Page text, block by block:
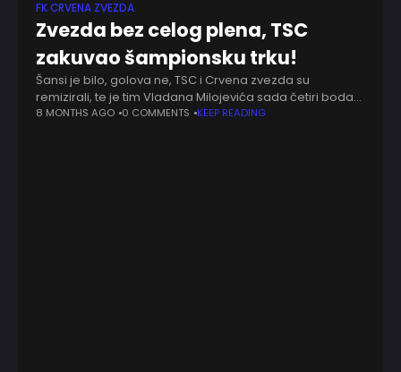
FK CRVENA ZVEZDA
Zvezda bez celog plena, TSC
zakuvao šampionsku trku!
Šansi je bilo, golova ne, TSC i Crvena zvezda su
remizirali, te je tim Vladana Milojevića sada četiri boda
daleko od vrha - 0:0. Samo jedna situacija vredna
8 MONTHS AGO 0 COMMENTS KEEP READING